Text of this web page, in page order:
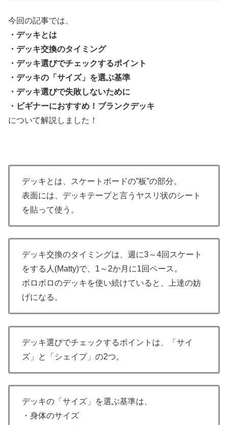
今回の記事では、
・デッキとは
・デッキ交換のタイミング
・デッキ選びでチェックするポイント
・デッキの「サイズ」を選ぶ基準
・デッキ選びで失敗しないために
・ビギナーにおすすめ！ブランクデッキ
について解説しました！
デッキとは、スケートボードの”板”の部分。
表面には、デッキテープと言うヤスリ状のシート
を貼って使う。
デッキ交換のタイミングは、週に3～4回スケート
をする人(Matty)で、1～2か月に1回ペース。
ボロボロのデッキを使い続けていると、上達の妨
げになる。
デッキ選びでチェックするポイントは、「サイ
ズ」と「シェイプ」の2つ。
デッキの「サイズ」を選ぶ基準は、
・身体のサイズ